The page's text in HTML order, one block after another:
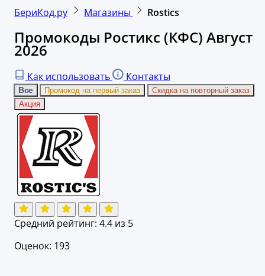
БериКод.ру
Магазины Rostics
Промокоды Ростикс (КФС) Август
2026
Как использовать Контакты
Все Промокод на первый заказ
Скидка на повторный заказ
Акция
Средний рейтинг: 4.4 из 5
Оценок: 193